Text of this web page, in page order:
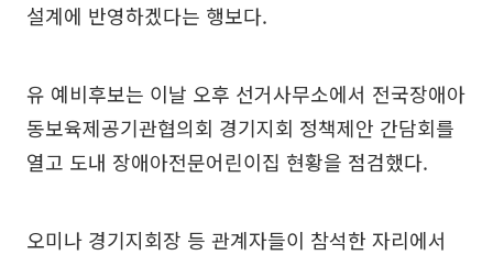
설계에 반영하겠다는 행보다.
유 예비후보는 이날 오후 선거사무소에서 전국장애아
동보육제공기관협의회 경기지회 정책제안 간담회를
열고 도내 장애아전문어린이집 현황을 점검했다.
오미나 경기지회장 등 관계자들이 참석한 자리에서